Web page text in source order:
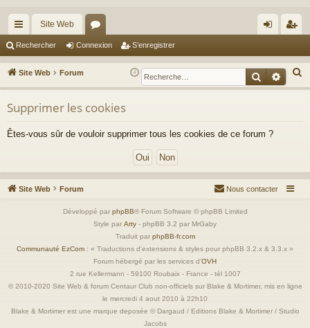
cc
ès
ra
pi
Site Web
or
u
m
s
ne
xi
nr
eg
Rechercher Connexion S’enregistrer
Site Web Forum
e
h
Supprimer les cookies
Êtes-vous sûr de vouloir supprimer tous les cookies de ce forum ?
Site Web Forum Nous contacter
Développé par phpBB® Forum Software © phpBB Limited
Style par Arty - phpBB 3.2 par MrGaby
Traduit par phpBB-fr.com
Communauté EzCom : « Traductions d'extensions & styles pour phpBB 3.2.x & 3.3.x »
Forum hébergé par les services d’OVH
2 rue Kellermann - 59100 Roubaix - France - tél 1007
© 2010-2020 Site Web & forum Centaur Club non-officiels sur Blake & Mortimer, mis en ligne
le mercredi 4 aout 2010 à 22h10
Blake & Mortimer est une marque deposée © Dargaud / Editions Blake & Mortimer / Studio
Jacobs